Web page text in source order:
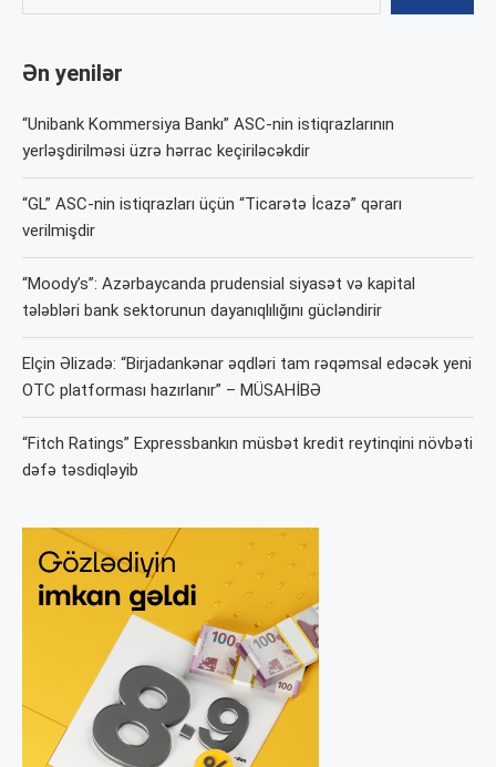
Ən yenilər
“Unibank Kommersiya Bankı” ASC-nin istiqrazlarının
yerləşdirilməsi üzrə hərrac keçiriləcəkdir
“GL” ASC-nin istiqrazları üçün “Ticarətə İcazə” qərarı
verilmişdir
“Moody’s”: Azərbaycanda prudensial siyasət və kapital
tələbləri bank sektorunun dayanıqlılığını gücləndirir
Elçin Əlizadə: “Birjadankənar əqdləri tam rəqəmsal edəcək yeni
OTC platforması hazırlanır” – MÜSAHİBƏ
“Fitch Ratings” Expressbankın müsbət kredit reytinqini növbəti
dəfə təsdiqləyib